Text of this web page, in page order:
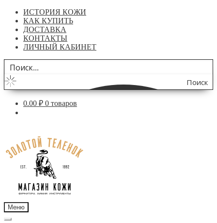
ИСТОРИЯ КОЖИ
КАК КУПИТЬ
ДОСТАВКА
КОНТАКТЫ
ЛИЧНЫЙ КАБИНЕТ
Поиск
по
0.00 ₽ 0 товаров
навигации
содержимому
Меню